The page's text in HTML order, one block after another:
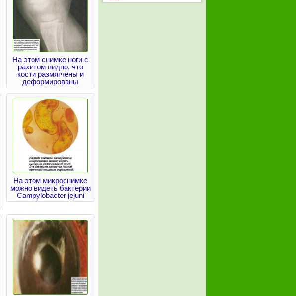
На этом снимке ноги с
рахитом видно, что
кости размягчены и
деформированы
На этом микроснимке
можно видеть бактерии
Campylobacter jejuni